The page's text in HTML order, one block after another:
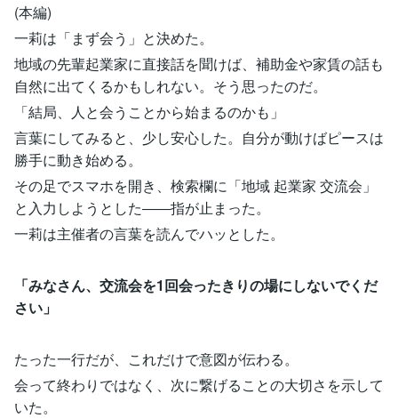
(本編)
一莉は「まず会う」と決めた。
地域の先輩起業家に直接話を聞けば、補助金や家賃の話も
自然に出てくるかもしれない。そう思ったのだ。
「結局、人と会うことから始まるのかも」
言葉にしてみると、少し安心した。自分が動けばピースは
勝手に動き始める。
その足でスマホを開き、検索欄に「地域 起業家 交流会」
と入力しようとした――指が止まった。
一莉は主催者の言葉を読んでハッとした。
「みなさん、交流会を1回会ったきりの場にしないでくだ
さい」
たった一行だが、これだけで意図が伝わる。
会って終わりではなく、次に繋げることの大切さを示して
いた。